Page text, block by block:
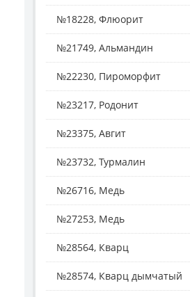
№18228, Флюорит
№21749, Альмандин
№22230, Пироморфит
№23217, Родонит
№23375, Авгит
№23732, Турмалин
№26716, Медь
№27253, Медь
№28564, Кварц
№28574, Кварц дымчатый